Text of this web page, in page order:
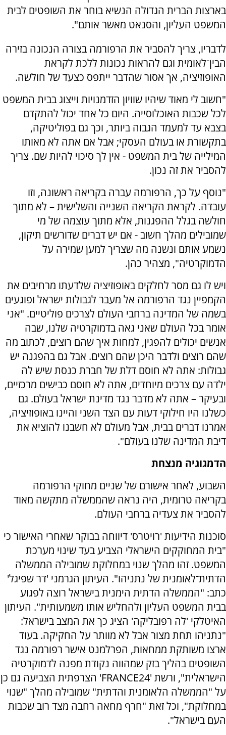
בארצות הברית הגדולה הנשיא בוחר את השופטים לבית
המשפט העליון, והסנאט מאשר אותם".
לדבריו, צריך להסביר את הרפורמה בצורה הנכונה בזירה
הבין־לאומית וגם להראות נכונות ללכת לקראת
האופוזיציה, אך אסור שהדבר ייתפס כצעד של חולשה.
"חשוב לי מאוד שיהיו שוויון הזדמנויות וייצוג בבית המשפט
לכל שכבות האוכלוסייה. היום כל אחד יכול להתקדם
בצבא עד למעמד הגבוה ביותר, וכך גם בפוליטיקה,
בתקשורת או בעולם העסקי; אבל אם אתה לא מאותו
המילייה של בית המשפט - אין לך סיכוי להיות שם. צריך
להסביר את זה נכון.
"נוסף על כך, הרפורמה עברה בקריאה ראשונה, וזו
עובדה. לקראת הקריאה השנייה והשלישית – לא מתוך
חולשה בגלל ההפגנות, אלא מתוך עוצמה של מי
שמובילים מהלך חשוב - אם יש דברים שדורשים תיקון,
נשמע אותם ונשנה מה שצריך למען שמירה על
הדמוקרטיה", מצהיר כהן.
ויש לו גם מסר לחלקים באופוזיציה שלדעתו מרחיבים את
הקמפיין נגד הרפורמה אל מעבר לגבולות ישראל ופוגעים
בשמה של המדינה ברחבי העולם לצרכים פוליטיים. "אני
אומר בכל העולם שאני גאה בדמוקרטיה שלנו, שבה
אנשים יכולים להפגין, למחות איך שהם רוצים, לכתוב מה
שהם רוצים ולדבר היכן שהם רוצים. אבל גם בהפגנה יש
גבולות: אתה לא חוסם דלת של חברת כנסת שיש לה
ילדה עם צרכים מיוחדים, אתה לא חוסם כבישים מרכזיים,
ובעיקר – אתה לא מדבר נגד מדינת ישראל בעולם. גם
כשלנו היו חילוקי דעות עם הצד השני והיינו באופוזיציה,
אמרנו דברים בבית, אבל מעולם לא חשבנו להוציא את
דיבת המדינה שלנו בעולם".
הדמגוגיה מנצחת
השבוע, לאחר אישורם של שניים מחוקי הרפורמה
בקריאה טרומית, היה נראה שהממשלה מתקשה מאוד
להסביר את צעדיה ברחבי העולם.
סוכנות הידיעות 'רויטרס' דיווחה בבוקר שאחרי האישור כי
"בית המחוקקים הישראלי הצביע בעד שינוי מערכת
המשפט. זהו מהלך שנוי במחלוקת שמובילה הממשלה
הדתית־לאומנית של נתניהו". העיתון הגרמני 'דר שפיגל'
כתב: "הממשלה הדתית הימנית בישראל רוצה לפגוע
בבית המשפט העליון ולהחליש אותו משמעותית". העיתון
האיטלקי 'לה רפובליקה' הציג כך את המצב בישראל:
"נתניהו תחת מצור אבל לא מוותר על החקיקה. בעוד
ארצו משותקת ממחאות, הפרלמנט אישר רפורמה נגד
השופטים בהליך בזק שמהווה נקודת מפנה לדמוקרטיה
הישראלית", ורשת 'FRANCE24' הצרפתית הצביעה גם כן
על "הממשלה הלאומנית והדתית" שמובילה מהלך "שנוי
במחלוקת", וכל זאת "חרף מחאה רחבה מצד רוב שכבות
העם בישראל".